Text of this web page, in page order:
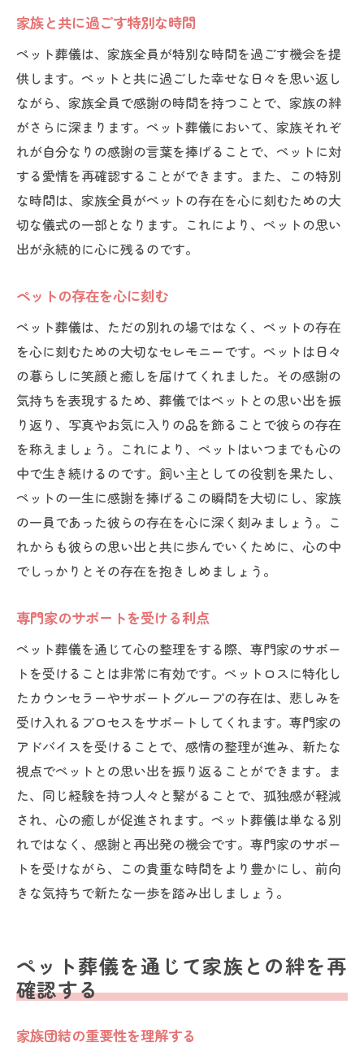
家族と共に過ごす特別な時間
ペット葬儀は、家族全員が特別な時間を過ごす機会を提
供します。ペットと共に過ごした幸せな日々を思い返し
ながら、家族全員で感謝の時間を持つことで、家族の絆
がさらに深まります。ペット葬儀において、家族それぞ
れが自分なりの感謝の言葉を捧げることで、ペットに対
する愛情を再確認することができます。また、この特別
な時間は、家族全員がペットの存在を心に刻むための大
切な儀式の一部となります。これにより、ペットの思い
出が永続的に心に残るのです。
ペットの存在を心に刻む
ペット葬儀は、ただの別れの場ではなく、ペットの存在
を心に刻むための大切なセレモニーです。ペットは日々
の暮らしに笑顔と癒しを届けてくれました。その感謝の
気持ちを表現するため、葬儀ではペットとの思い出を振
り返り、写真やお気に入りの品を飾ることで彼らの存在
を称えましょう。これにより、ペットはいつまでも心の
中で生き続けるのです。飼い主としての役割を果たし、
ペットの一生に感謝を捧げるこの瞬間を大切にし、家族
の一員であった彼らの存在を心に深く刻みましょう。こ
れからも彼らの思い出と共に歩んでいくために、心の中
でしっかりとその存在を抱きしめましょう。
専門家のサポートを受ける利点
ペット葬儀を通じて心の整理をする際、専門家のサポー
トを受けることは非常に有効です。ペットロスに特化し
たカウンセラーやサポートグループの存在は、悲しみを
受け入れるプロセスをサポートしてくれます。専門家の
アドバイスを受けることで、感情の整理が進み、新たな
視点でペットとの思い出を振り返ることができます。ま
た、同じ経験を持つ人々と繋がることで、孤独感が軽減
され、心の癒しが促進されます。ペット葬儀は単なる別
れではなく、感謝と再出発の機会です。専門家のサポー
トを受けながら、この貴重な時間をより豊かにし、前向
きな気持ちで新たな一歩を踏み出しましょう。
ペット葬儀を通じて家族との絆を再
確認する
家族団結の重要性を理解する